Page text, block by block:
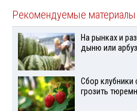
Рекомендуемые материалы
На рынках и
дыню или арбуз
Сбор клубники
грозить